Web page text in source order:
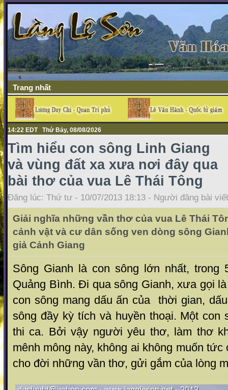
Trang nhất
14:22 EDT Thứ Bảy, 08/08/2026
Tìm hiểu con sông Linh Giang
và vùng đất xa xưa nơi đây qua
bài thơ của vua Lê Thái Tông
Đăng lúc: Thứ tư - 10/07/2013 18:13 - Người đăng bài
Giải nghĩa những vần thơ của vua Lê Thái
cảnh vật và cư dân sống ven dòng sông
giả Cảnh Giang
Sông Gianh là con sông lớn nhất, trong
Quảng Bình. Đi qua sông Gianh, xưa gọi
con sông mang dấu ấn của thời gian,
sông đầy kỳ tích và huyền thoại. Một con
thi ca. Bởi vậy người yêu thơ, làm thơ
mênh mông này, không ai không muốn
cho đời những vần thơ, gửi gắm của lòng